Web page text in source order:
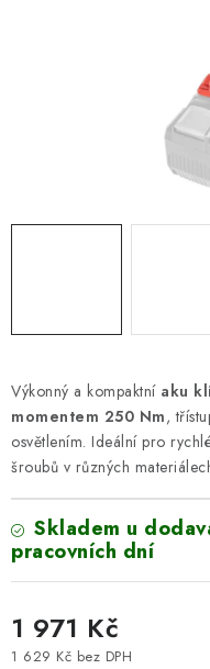
Ochrana
Náhradní díly Könner &
Zpětný
Výkonný a kompaktní aku
momentem 250 Nm,
osvětlením. Ideální pro
šroubů v různých
Skladem u
pracovních dní
1 971 Kč
1 629 Kč bez DPH